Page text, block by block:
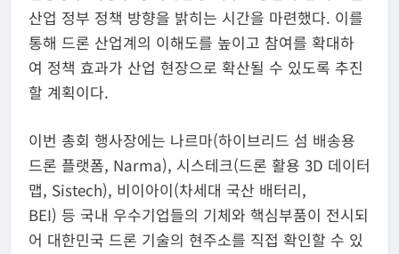
산업 정부 정책 방향을 밝히는 시간을 마련했다. 이를
통해 드론 산업계의 이해도를 높이고 참여를 확대하
여 정책 효과가 산업 현장으로 확산될 수 있도록 추진
할 계획이다.
이번 총회 행사장에는 나르마(하이브리드 섬 배송용
드론 플랫폼, Narma), 시스테크(드론 활용 3D 데이터
맵, Sistech), 비이아이(차세대 국산 배터리,
BEI) 등 국내 우수기업들의 기체와 핵심부품이 전시되
어 대한민국 드론 기술의 현주소를 직접 확인할 수 있